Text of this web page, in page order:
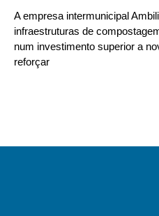
A empresa intermunicipal
infraestruturas de
num investimento superior a
reforçar